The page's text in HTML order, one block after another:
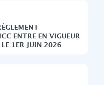
ENTRE EN VIGUEUR
LE 1ER JUIN 2026